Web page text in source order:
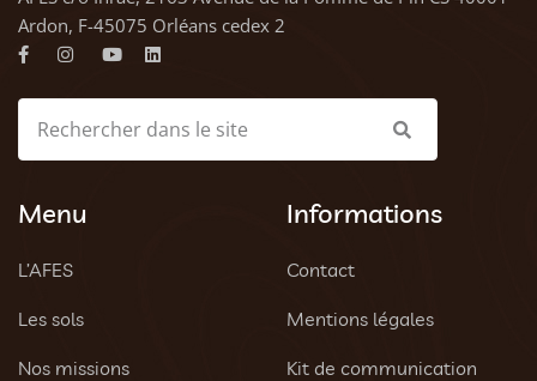
Ardon, F-45075 Orléans cedex 2
Menu
L’AFES
Les sols
Nos missions
Informations
Contact
Mentions légales
Kit de communication